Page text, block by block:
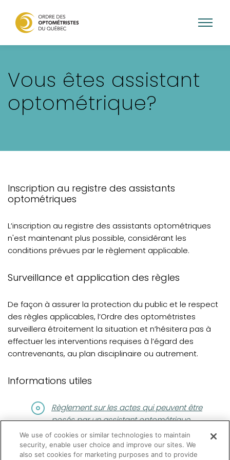
main
Vous êtes assistant
optométrique?
Inscription au registre des assistants
optométriques
L’inscription au registre des assistants optométriques
n'est maintenant plus possible, considérant les
conditions prévues par le règlement applicable.
Surveillance et application des règles
De façon à assurer la protection du public et le respect
des règles applicables, l’Ordre des optométristes
surveillera étroitement la situation et n’hésitera pas à
effectuer les interventions requises à l’égard des
contrevenants, au plan disciplinaire ou autrement.
Informations utiles
(opens in a new tab)
Règlement sur les actes qui peuvent être
posés par un assistant optométrique
Guide d’application à l’intention des
assistants optométriques et des
We use of cookies or similar technologies to maintain
security, enable user choice and improve our sites. We
also set cookies for marketing purposes and to provide